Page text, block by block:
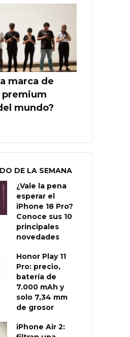
marca de
premium
mundo?
DE LA SEMANA
¿Vale la pena
esperar el
iPhone 18 Pro?
Conoce sus 10
principales
novedades
Honor Play 11
Pro: precio,
batería de
7.000 mAh y
solo 7,34 mm
de grosor
iPhone Air 2: